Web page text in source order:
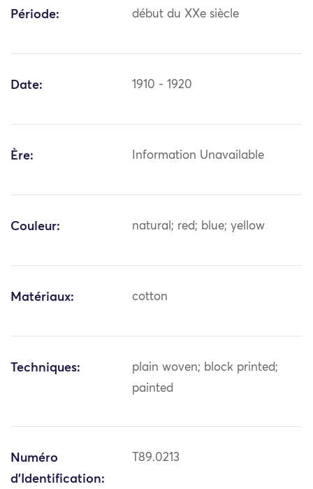
Période: début du XXe siècle
Date: 1910 - 1920
Ère: Information Unavailable
Couleur: natural; red; blue; yellow
Matériaux: cotton
Techniques:
plain woven; block printed;
painted
Numéro
d'Identification:
T89.0213